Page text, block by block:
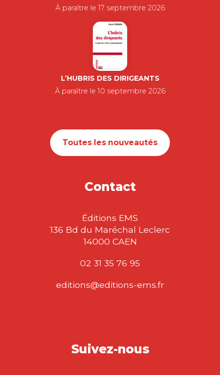
À paraître le 17 septembre 2026
L’HUBRIS DES DIRIGEANTS
À paraître le 10 septembre 2026
Toutes les nouveautés
Contact
Éditions EMS
136 Bd du Maréchal Leclerc
14000 CAEN
02 31 35 76 95
editions@editions-ems.fr
Suivez-nous